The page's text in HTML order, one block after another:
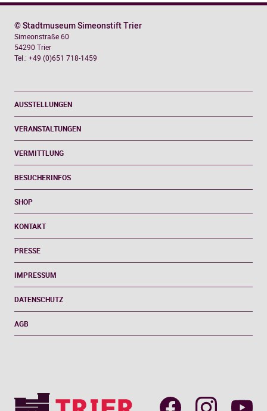
AUSSTELLUNGEN
VERANSTALTUNGEN
VERMITTLUNG
BESUCHERINFOS
SHOP
KONTAKT
PRESSE
IMPRESSUM
DATENSCHUTZ
AGB
© Stadtmuseum Simeonstift Trier
Simeonstraße 60
54290 Trier
Tel.: +49 (0)651 718-1459